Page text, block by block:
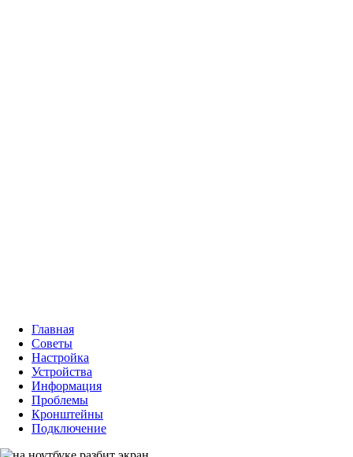
Главная
Советы
Настройка
Устройства
Информация
Проблемы
Кронштейны
Подключение